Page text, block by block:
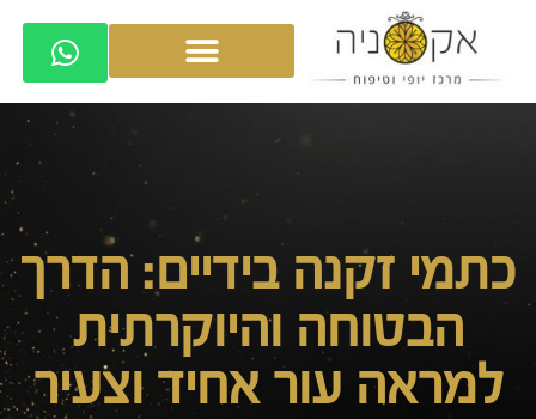
כתמי זקנה בידיים: הדרך
הבטוחה והיוקרתית
למראה עור אחיד וצעיר